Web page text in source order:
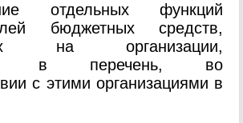
отдельных функций
бюджетных средств,
на организации,
в перечень, во
с этими организациями в